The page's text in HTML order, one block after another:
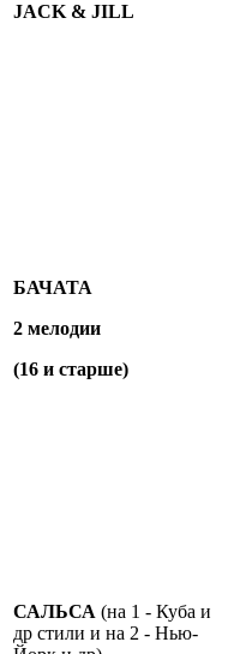
JACK & JILL
БАЧАТА
2 мелодии
(16 и старше)
САЛЬСА (на 1 - Куба и
др стили и на 2 - Нью-